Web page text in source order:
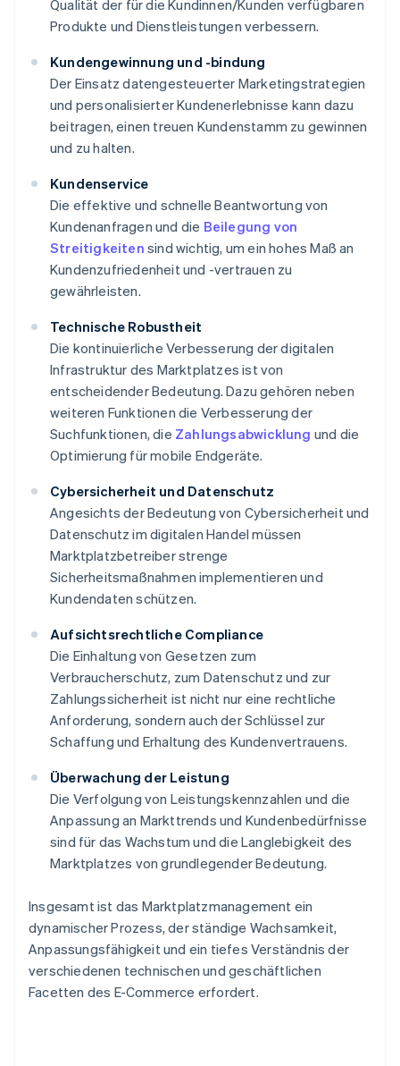
Qualität der für die Kundinnen/Kunden verfügbaren
Produkte und Dienstleistungen verbessern.
Kundengewinnung und -bindung
Der Einsatz datengesteuerter Marketingstrategien
und personalisierter Kundenerlebnisse kann dazu
beitragen, einen treuen Kundenstamm zu gewinnen
und zu halten.
Kundenservice
Die effektive und schnelle Beantwortung von
Kundenanfragen und die Beilegung von
Streitigkeiten sind wichtig, um ein hohes Maß an
Kundenzufriedenheit und -vertrauen zu
gewährleisten.
Technische Robustheit
Die kontinuierliche Verbesserung der digitalen
Infrastruktur des Marktplatzes ist von
entscheidender Bedeutung. Dazu gehören neben
weiteren Funktionen die Verbesserung der
Suchfunktionen, die Zahlungsabwicklung und die
Optimierung für mobile Endgeräte.
Cybersicherheit und Datenschutz
Angesichts der Bedeutung von Cybersicherheit und
Datenschutz im digitalen Handel müssen
Marktplatzbetreiber strenge
Sicherheitsmaßnahmen implementieren und
Kundendaten schützen.
Aufsichtsrechtliche Compliance
Die Einhaltung von Gesetzen zum
Verbraucherschutz, zum Datenschutz und zur
Zahlungssicherheit ist nicht nur eine rechtliche
Anforderung, sondern auch der Schlüssel zur
Schaffung und Erhaltung des Kundenvertrauens.
Überwachung der Leistung
Die Verfolgung von Leistungskennzahlen und die
Anpassung an Markttrends und Kundenbedürfnisse
sind für das Wachstum und die Langlebigkeit des
Marktplatzes von grundlegender Bedeutung.
Insgesamt ist das Marktplatzmanagement ein
dynamischer Prozess, der ständige Wachsamkeit,
Anpassungsfähigkeit und ein tiefes Verständnis der
verschiedenen technischen und geschäftlichen
Facetten des E-Commerce erfordert.